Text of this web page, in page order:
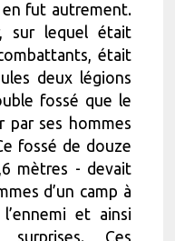
en fut autrement.
sur lequel était
était
deux légions
fossé que le
par ses hommes
fossé de douze
mètres - devait
d’un camp à
et ainsi
surprises. Ces